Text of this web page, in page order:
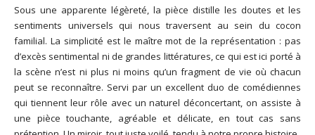
Sous une apparente légèreté, la pièce distille les doutes et les
sentiments universels qui nous traversent au sein du cocon
familial. La simplicité est le maître mot de la représentation : pas
d’excès sentimental ni de grandes littératures, ce qui est ici porté à
la scène n’est ni plus ni moins qu’un fragment de vie où chacun
peut se reconnaître. Servi par un excellent duo de comédiennes
qui tiennent leur rôle avec un naturel déconcertant, on assiste à
une pièce touchante, agréable et délicate, en tout cas sans